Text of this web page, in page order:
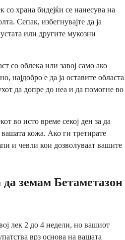
со храна бидејќи се нанесува на
Сепак, избегнувајте да ја
или другите мукозни
со облека или завој само ако
најдобро е да ја оставите областа
да допре до неа и да помогне во
во исто време секој ден за да
кожа. Ако ги третирате
и чевли кои дозволуваат вашите
да земам Бетаметазон
лек 2 до 4 недели, но вашиот
врз основа на вашата